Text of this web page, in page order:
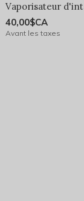
Vaporisateur
40,00$CA
Avant les taxes